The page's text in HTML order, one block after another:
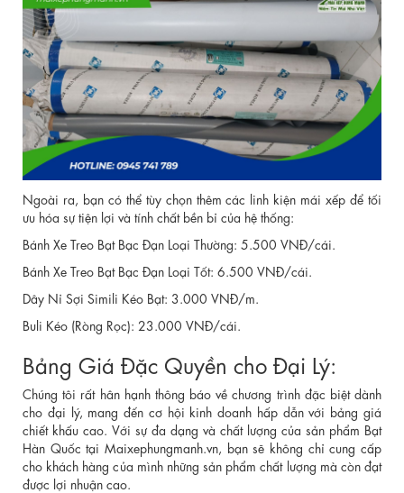
Ngoài ra, bạn có thể tùy chọn thêm các linh kiện mái xếp để tối
ưu hóa sự tiện lợi và tính chất bền bỉ của hệ thống:
Bánh Xe Treo Bạt Bạc Đạn Loại Thường: 5.500 VNĐ/cái.
Bánh Xe Treo Bạt Bạc Đạn Loại Tốt: 6.500 VNĐ/cái.
Dây Nỉ Sợi Simili Kéo Bạt: 3.000 VNĐ/m.
Buli Kéo (Ròng Rọc): 23.000 VNĐ/cái.
Bảng Giá Đặc Quyền cho Đại Lý:
Chúng tôi rất hân hạnh thông báo về chương trình đặc biệt dành
cho đại lý, mang đến cơ hội kinh doanh hấp dẫn với bảng giá
chiết khấu cao. Với sự đa dạng và chất lượng của sản phẩm Bạt
Hàn Quốc tại Maixephungmanh.vn, bạn sẽ không chỉ cung cấp
cho khách hàng của mình những sản phẩm chất lượng mà còn đạt
được lợi nhuận cao.